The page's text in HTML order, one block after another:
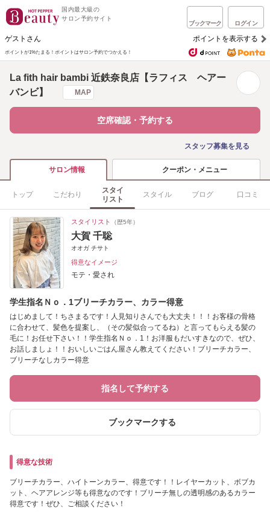
国内最大級の
サロン予約サイト
ブックマーク ログイン
ゲストさん ポイントを表示する
ポイントが1%たまる！ ポイントはサロン予約でつかえる！
La fith hair bambi 近鉄奈良店【ラフィス ヘアー
バンビ】
MAP
空席確認・予約する
スタッフ募集を見る
サロン情報 クーポン・メニュー
トップ こだわり
スタイ
リスト
スタイル ブログ 口コミ
スタイリスト （歴5年）
大賀 千聡
オオガ チサト
得意なイメージ
モテ・愛され
学生指名Ｎｏ．1ブリーチカラー、カラー得意
はじめまして！ちさまるです！人見知りさんでも大丈夫！！！お客様の骨格
に合わせて、髪色を提案し、（その髪似合ってるね）と言ってもらえる髪の
毛に！お任せ下さい！！学生指名Ｎｏ．1！お洋服もだいすきなので、ぜひ、
お話しましょ！！おいしいごはん屋さん教えてください！ブリーチカラー、
ブリーチなしカラー得意
指名して予約する
ブックマークする
得意な技術
ブリーチカラー、ハイトーンカラー、得意です！！レイヤーカット、ボブカ
ット、ヘアアレンジ等も得意なのです！ブリーチ無しの透明感のあるカラー
得意です！ぜひ、ご相談ください！